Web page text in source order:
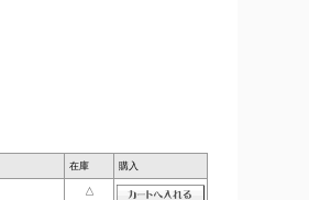
在庫 購入
△